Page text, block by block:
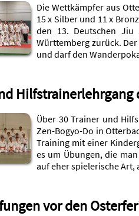
Die Wettkämpfer aus
15 x Silber und 11 x
den 13. Deutschen Jiu
Württemberg zurück.
und darf den
Hilfstrainerlehrgang
Über 30 Trainer und
Zen-Bogyo-Do in
Training mit einer
es um Übungen, die
auf eher spielerische
vor den